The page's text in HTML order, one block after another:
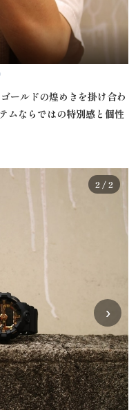
1AJF
ールドの煌めきを掛け合わ
ムならではの特別感と個性
›
2 / 2